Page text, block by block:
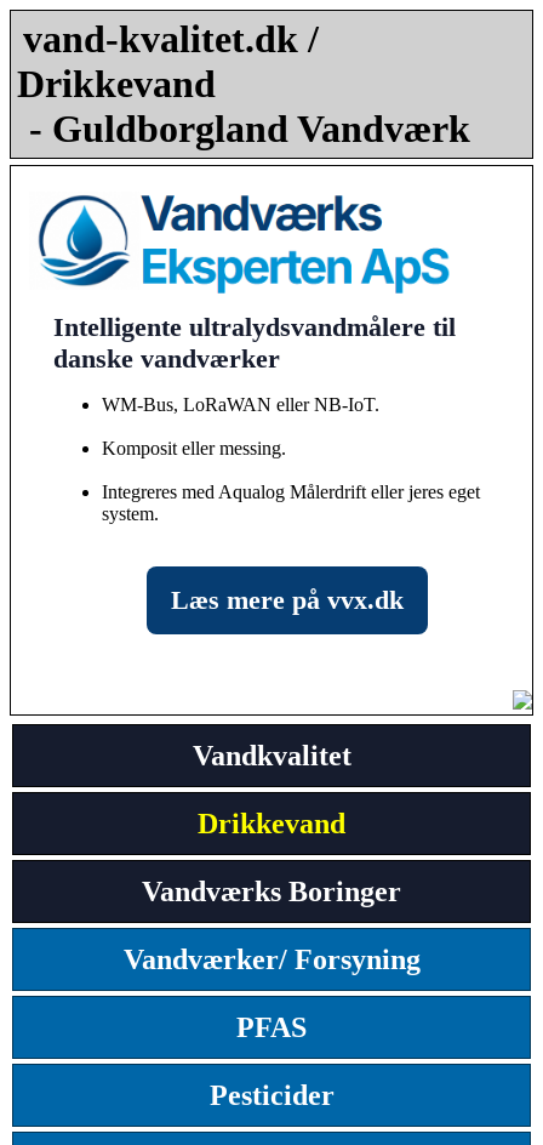
vand-kvalitet.dk /
Drikkevand
- Guldborgland Vandværk
Intelligente ultralydsvandmålere til
danske vandværker
WM-Bus, LoRaWAN eller NB-IoT.
Komposit eller messing.
Integreres med Aqualog Målerdrift eller jeres eget
system.
Læs mere på vvx.dk
Vandkvalitet
Drikkevand
Vandværks Boringer
Vandværker/ Forsyning
PFAS
Pesticider